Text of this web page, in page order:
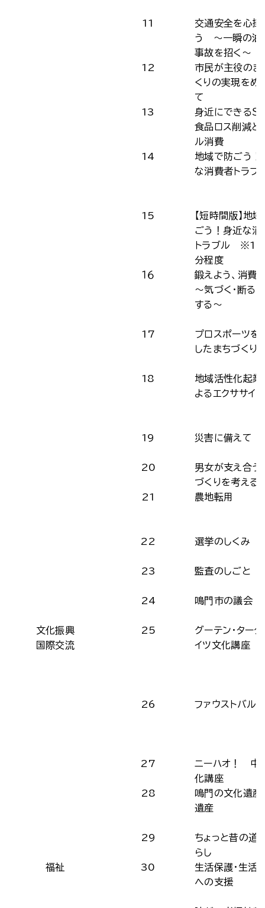
11
交通安全を心掛
う ～一瞬の油
事故を招く～
12
市民が主役のま
くりの実現をめ
て
13
身近にできるＳ
食品ロス削減と
ル消費
14
地域で防ごう！
な消費者トラブ
15
【短時間版】地
ごう！身近な消
トラブル ※10
分程度
１６
鍛えよう、消費
～気づく・断る・
する～
17
プロスポーツを
したまちづくり
18
地域活性化起業
よるエクササイズ
19 災害に備えて
20
男女が支え合う
づくりを考える
21
農地転用
22 選挙のしくみ
23 監査のしごと
24 鳴門市の議会
文化振興
国際交流
25
グーテン・ターク
イツ文化講座
26 ファウストバル
27
ニーハオ！ 中
化講座
28
鳴門の文化遺産
遺産
29
ちょっと昔の道
らし
福祉
30
生活保護・生活
への支援